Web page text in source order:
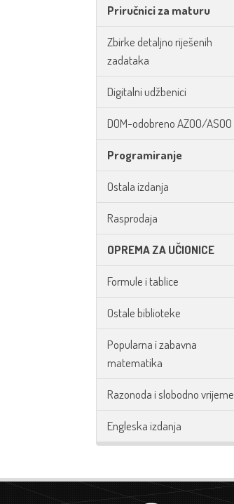
Priručnici za maturu
Zbirke detaljno riješenih
zadataka
Digitalni udžbenici
DOM-odobreno AZOO/ASOO
Programiranje
Ostala izdanja
Rasprodaja
OPREMA ZA UČIONICE
Formule i tablice
Ostale biblioteke
Popularna i zabavna
matematika
Razonoda i slobodno vrijeme
Engleska izdanja